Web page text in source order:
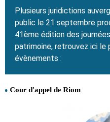
Plusieurs juridictions
public le 21 septembre
41ème édition des
patrimoine, retrouvez ici le
évènements :
Cour d'appel de Riom